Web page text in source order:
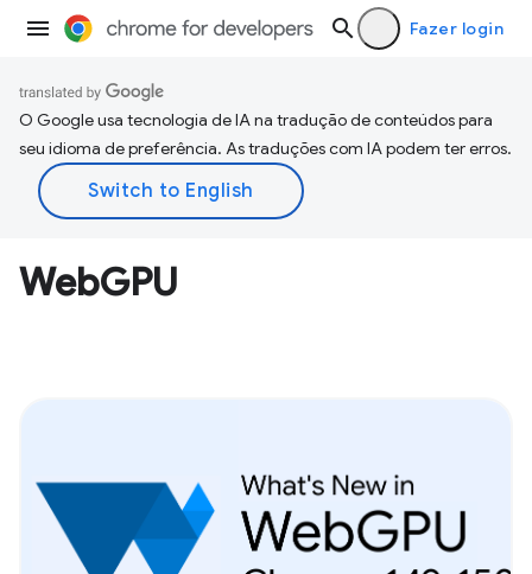
Fazer login
O Google usa tecnologia de IA na tradução de conteúdos para
seu idioma de preferência. As traduções com IA podem ter erros.
WebGPU